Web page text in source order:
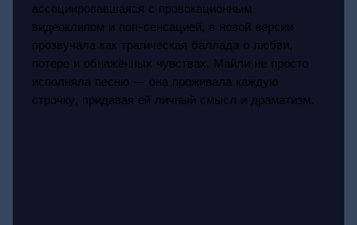
ассоциировавшаяся с провокационным
видеоклипом и поп-сенсацией, в новой версии
прозвучала как трагическая баллада о любви,
потере и обнажённых чувствах. Майли не просто
исполняла песню — она проживала каждую
строчку, придавая ей личный смысл и драматизм.